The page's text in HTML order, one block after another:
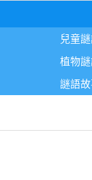
兒童
植物
謎語